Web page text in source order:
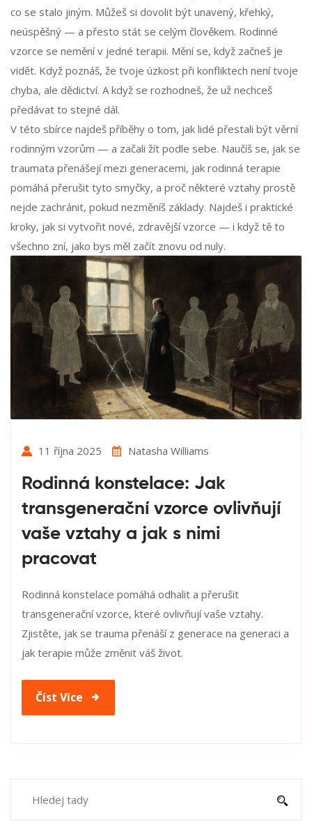
co se stalo jiným. Můžeš si dovolit být unavený, křehký,
neúspěšný — a přesto stát se celým člověkem. Rodinné
vzorce se nemění v jedné terapii. Mění se, když začneš je
vidět. Když poznáš, že tvoje úzkost při konfliktech není tvoje
chyba, ale dědictví. A když se rozhodneš, že už nechceš
předávat to stejné dál.
V této sbírce najdeš příběhy o tom, jak lidé přestali být věrní
rodinným vzorům — a začali žít podle sebe. Naučíš se, jak se
traumata přenášejí mezi generacemi, jak rodinná terapie
pomáhá přerušit tyto smyčky, a proč některé vztahy prostě
nejde zachránit, pokud nezměníš základy. Najdeš i praktické
kroky, jak si vytvořit nové, zdravější vzorce — i když tě to
všechno zní, jako bys měl začít znovu od nuly.
11 října 2025 Natasha Williams
Rodinná konstelace: Jak
transgenerační vzorce ovlivňují
vaše vztahy a jak s nimi
pracovat
Rodinná konstelace pomáhá odhalit a přerušit
transgenerační vzorce, které ovlivňují vaše vztahy.
Zjistěte, jak se trauma přenáší z generace na generaci a
jak terapie může změnit váš život.
Číst Více